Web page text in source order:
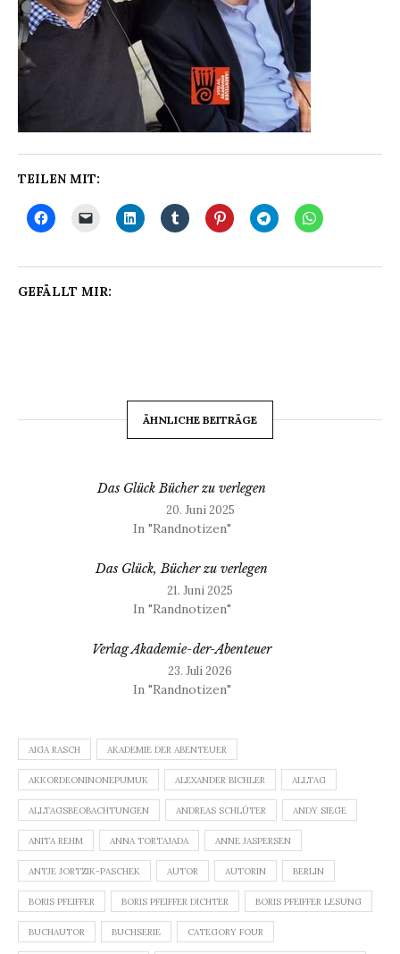
TEILEN MIT:
GEFÄLLT MIR:
ÄHNLICHE BEITRÄGE
Das Glück Bücher zu verlegen
20. Juni 2025
In "Randnotizen"
Das Glück, Bücher zu verlegen
21. Juni 2025
In "Randnotizen"
Verlag Akademie-der-Abenteuer
23. Juli 2026
In "Randnotizen"
AIGA RASCH AKADEMIE DER ABENTEUER
AKKORDEONINONEPUMUK ALEXANDER BICHLER ALLTAG
ALLTAGSBEOBACHTUNGEN ANDREAS SCHLÜTER ANDY SIEGE
ANITA REHM ANNA TORTAJADA ANNE JASPERSEN
ANTJE JORTZIK-PASCHEK AUTOR AUTORIN BERLIN
BORIS PFEIFFER BORIS PFEIFFER DICHTER BORIS PFEIFFER LESUNG
BUCHAUTOR BUCHSERIE CATEGORY FOUR